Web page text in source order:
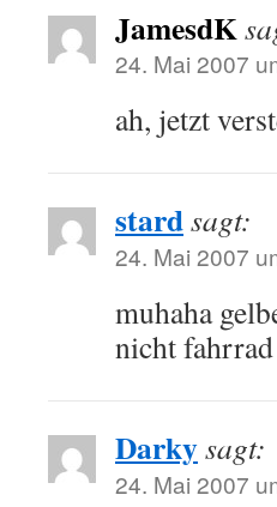
JamesdK
24. Mai 2007
ah, jetzt
stardsagt:
24. Mai 2007
muhaha
nicht
Darkysagt:
24. Mai 2007